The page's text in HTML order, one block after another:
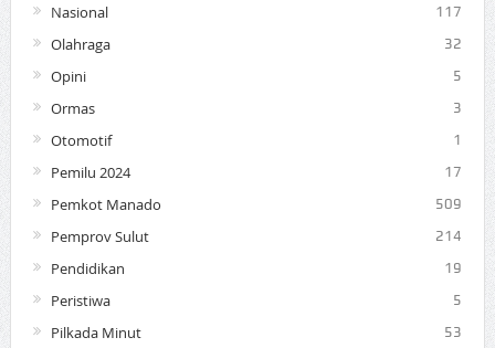
Nasional 117
Olahraga 32
Opini 5
Ormas 3
Otomotif 1
Pemilu 2024 17
Pemkot Manado 509
Pemprov Sulut 214
Pendidikan 19
Peristiwa 5
Pilkada Minut 53